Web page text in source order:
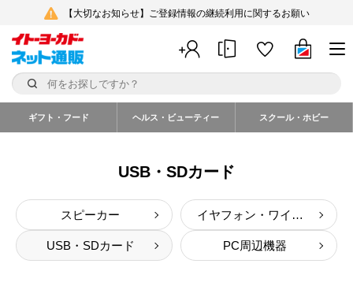
【大切なお知らせ】ご登録情報の継続利用に関するお願い
ギフト・フード ヘルス・ビューティー スクール・ホビー
USB・SDカード
スピーカー イヤフォン・ワイヤレスイヤフォン
USB・SDカード PC周辺機器